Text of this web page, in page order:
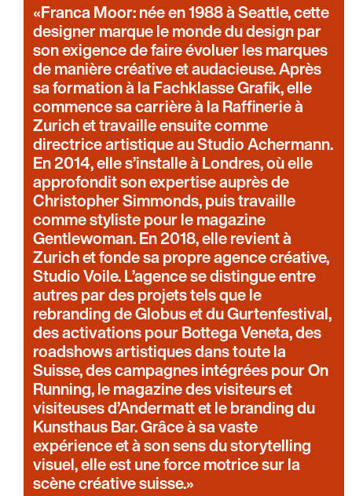
Franca Moor: née en 1988 à Seattle, cette
designer marque le monde du design par
son exigence de faire évoluer les marques
de manière créative et audacieuse. Après
sa formation à la Fachklasse Grafik, elle
commence sa carrière à la Raffinerie à
Zurich et travaille ensuite comme
directrice artistique au Studio Achermann.
En 2014, elle s’installe à Londres, où elle
approfondit son expertise auprès de
Christopher Simmonds, puis travaille
comme styliste pour le magazine
Gentlewoman. En 2018, elle revient à
Zurich et fonde sa propre agence créative,
Studio Voile. L’agence se distingue entre
autres par des projets tels que le
rebranding de Globus et du Gurtenfestival,
des activations pour Bottega Veneta, des
roadshows artistiques dans toute la
Suisse, des campagnes intégrées pour On
Running, le magazine des visiteurs et
visiteuses d’Andermatt et le branding du
Kunsthaus Bar. Grâce à sa vaste
expérience et à son sens du storytelling
visuel, elle est une force motrice sur la
scène créative suisse.